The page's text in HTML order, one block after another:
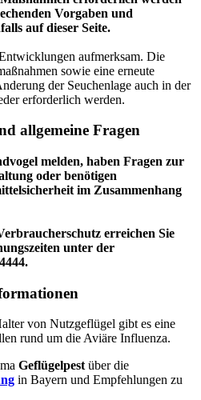
Vorgaben und
auf dieser Seite.
aufmerksam. Die
sowie eine erneute
der Seuchenlage auch in der
erforderlich werden.
allgemeine Fragen
melden, haben Fragen zur
oder benötigen
im Zusammenhang
erreichen Sie
unter der
von Nutzgeflügel gibt es eine
rund um die Aviäre Influenza.
Geflügelpestüber die
in Bayern und Empfehlungen zu